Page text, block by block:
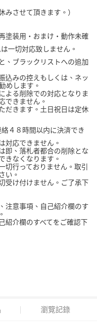
みさせて頂きます。）
塗装用・おまけ・動作未確
一切対応致しません。
、ブラックリストへの追加
込みの控えもしくは、ネッ
めします。
よる削除での対応となりま
できません。
だきます。土日祝日は定休
絡４８時間以内に決済でき
対応できません。
即、落札者都合の削除とな
きなくなります。
行っておりません。取引
い。
受け付けません。ご了承下
注意事項、自己紹介欄のす
紹介欄のすべてをご確認下
瀏覽記錄